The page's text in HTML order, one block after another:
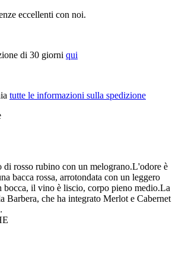
eccellenti con noi.
di 30 giorni qui
tutte le informazioni sulla spedizione
di rosso rubino con un melograno.L'odore è
bacca rossa, arrotondata con un leggero
bocca, il vino è liscio, corpo pieno medio.La
Barbera, che ha integrato Merlot e Cabernet